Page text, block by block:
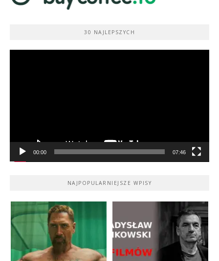
30 NAJLEPSZYCH
00:00 07:46
NAJPOPULARNIEJSZE WPISY